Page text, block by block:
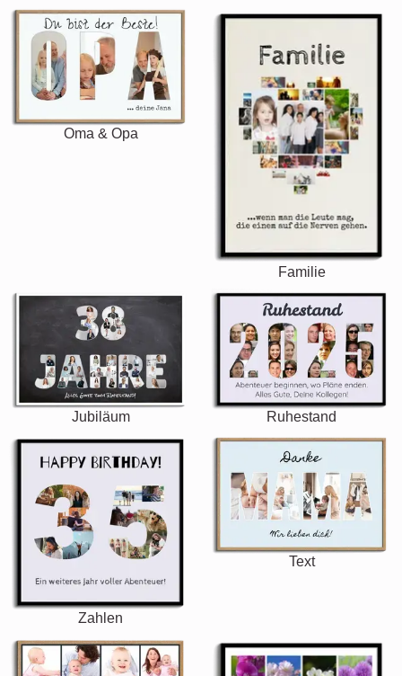
Oma & Opa
Familie
Jubiläum Ruhestand
Zahlen
Text